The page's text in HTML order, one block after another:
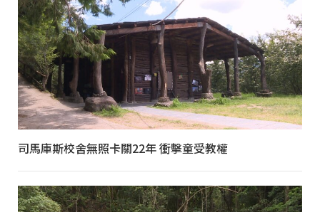
司馬庫斯校舍無照卡關22年 衝擊童受教權